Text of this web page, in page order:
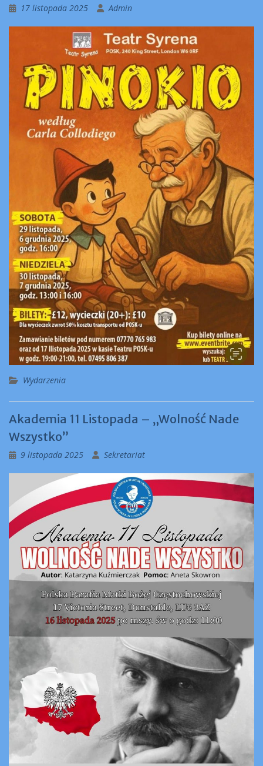
17 listopada 2025 Admin
Wydarzenia
Akademia 11 Listopada – „Wolność Nade
Wszystko”
9 listopada 2025 Sekretariat